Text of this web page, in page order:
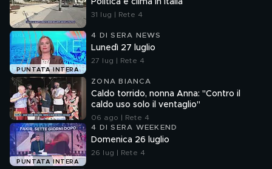
Politica e clima in Italia
31 lug | Rete 4
PUNTATA INTERA
4 DI SERA NEWS
Lunedì 27 luglio
27 lug | Rete 4
ZONA BIANCA
Caldo torrido, nonna Anna: "Contro il
caldo uso solo il ventaglio"
06 ago | Rete 4
PUNTATA INTERA
4 DI SERA WEEKEND
Domenica 26 luglio
26 lug | Rete 4